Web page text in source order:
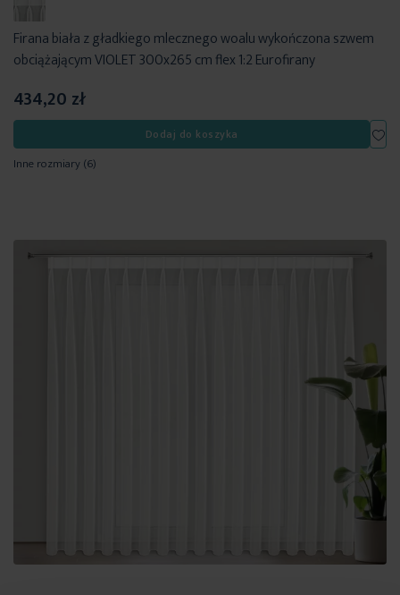
Firana biała z gładkiego mlecznego woalu wykończona szwem
obciążającym VIOLET 300x265 cm flex 1:2 Eurofirany
434,20 zł
Dodaj do koszyka
Inne rozmiary(6)